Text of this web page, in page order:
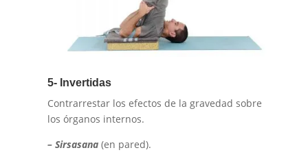
5- Invertidas
Contrarrestar los efectos de la gravedad sobre
los órganos internos.
– Sirsasana (en pared).